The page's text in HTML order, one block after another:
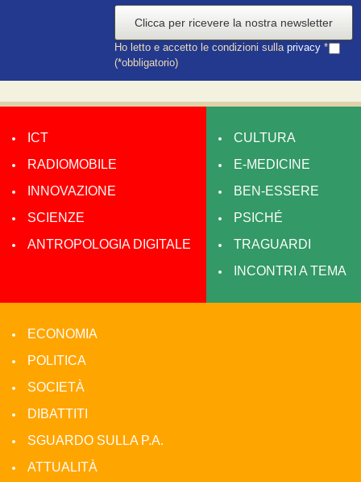
Clicca per ricevere la nostra newsletter
Ho letto e accetto le condizioni sulla privacy *
(*obbligatorio)
ICT
RADIOMOBILE
INNOVAZIONE
SCIENZE
ANTROPOLOGIA DIGITALE
CULTURA
E-MEDICINE
BEN-ESSERE
PSICHÉ
TRAGUARDI
INCONTRI A TEMA
ECONOMIA
POLITICA
SOCIETÀ
DIBATTITI
SGUARDO SULLA P.A.
ATTUALITÀ